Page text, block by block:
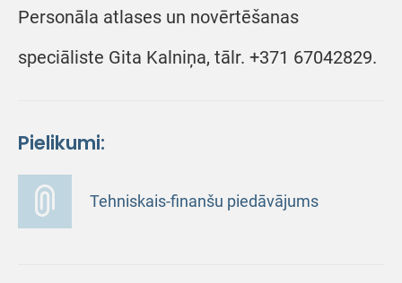
Personāla atlases un novērtēšanas
speciāliste Gita Kalniņa, tālr. +371 67042829.
Pielikumi:
Tehniskais-finanšu piedāvājums